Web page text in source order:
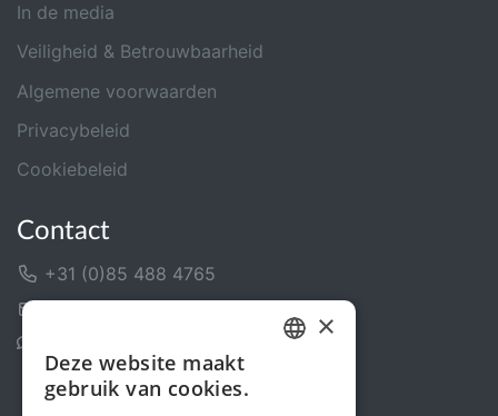
In de media
Veiligheid & Betrouwbaarheid
Algemene voorwaarden
Privacybeleid
Cookiebeleid
Contact
+31 (0)85 488 4765
×
Deze website maakt
gebruik van cookies.